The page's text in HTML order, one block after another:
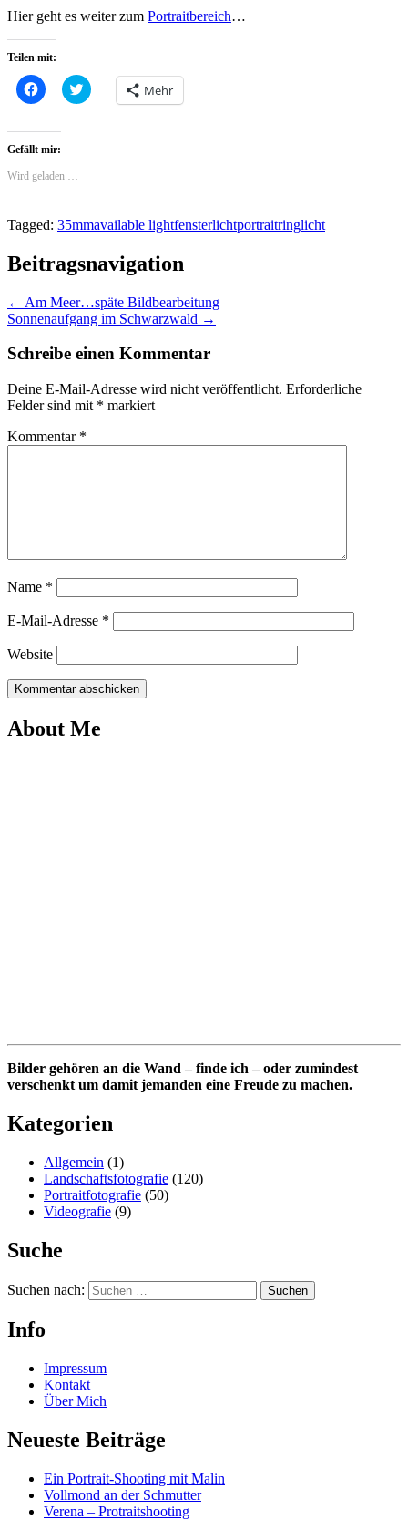
Hier geht es weiter zum Portraitbereich…
Teilen mit:
Klick,
um
zu
teilen
(Wird
in
neuem
Click
to Mehr
Gefällt mir:
Wird geladen …
Tagged: 35mmavailable lightfensterlichtportraitringlicht
Beitragsnavigation
← Am Meer…späte Bildbearbeitung
Sonnenaufgang im Schwarzwald →
Schreibe einen Kommentar
Deine E-Mail-Adresse wird nicht veröffentlicht. Erforderliche
Felder sind mit * markiert
Kommentar *
Name *
E-Mail-Adresse *
Website
About Me
Bilder gehören an die Wand – finde ich – oder zumindest
verschenkt um damit jemanden eine Freude zu machen.
Kategorien
Allgemein (1)
Landschaftsfotografie (120)
Portraitfotografie (50)
Videografie (9)
Suche
Suchen nach:
Info
Impressum
Kontakt
Über Mich
Neueste Beiträge
Ein Portrait-Shooting mit Malin
Vollmond an der Schmutter
Verena – Protraitshooting